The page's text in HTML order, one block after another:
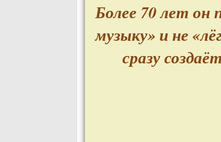
Более 70 лет он
музыку» и не
сразу